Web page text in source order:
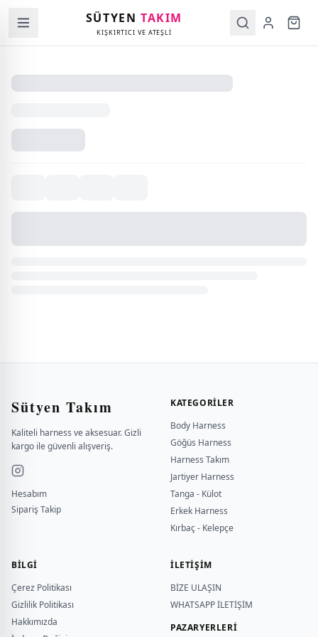
SÜTYENTAKIM
KIŞKIRTICI VE ATEŞLİ
Sütyen Takım
Kaliteli harness ve aksesuar. Gizli
kargo ile güvenli alışveriş.
Hesabım
Sipariş Takip
KATEGORILER
Body Harness
Göğüs Harness
Harness Takım
Jartiyer Harness
Tanga - Külot
Erkek Harness
Kırbaç - Kelepçe
BILGI
Çerez Politikası
Gizlilik Politikası
Hakkımızda
İLETİŞİM
BİZE ULAŞIN
WHATSAPP İLETİŞİM
PAZARYERLERİ